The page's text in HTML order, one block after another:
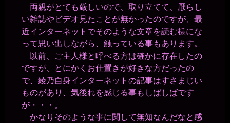
両親がとても厳しいので、取り立てて、厭らし
い雑誌やビデオ見たことが無かったのですが、最
近インターネットでそのような文章を読む様にな
って思い出しながら、触っている事もあります。
以前、ご主人様と呼べる方は確かに存在したの
ですが、とにかくお仕置きが好きな方だったの
で、綾乃自身インターネットの記事はすさまじい
ものがあり、気後れを感じる事もしばしばです
が・・・。
かなりそのような事に関して無知なんだなと感